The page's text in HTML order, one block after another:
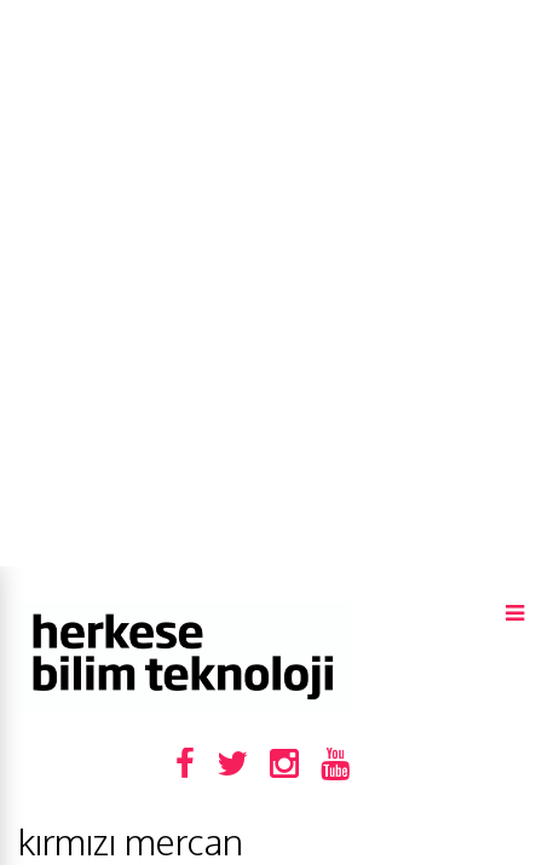
kırmızı mercan